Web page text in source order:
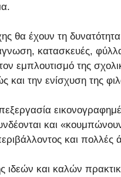
θα έχουν τη
κατασκευές,
εμπλουτισμό της
και την ενίσχυση της
και
και πολλές
ιδεών και καλών